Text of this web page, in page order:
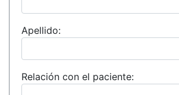
Apellido:
Relación con el paciente: